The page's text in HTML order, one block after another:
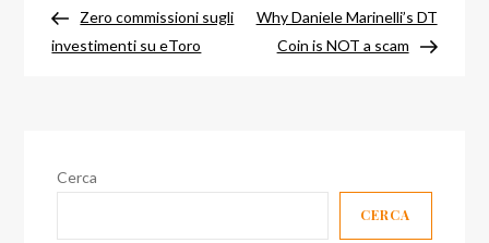
articoli
precedente
Zero commissioni sugli
investimenti su eToro
Why Daniele Marinelli’s DT
Coin is NOT a scam
Cerca
CERCA